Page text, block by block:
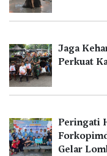
Jaga
Perkuat
Peringati
Gelar